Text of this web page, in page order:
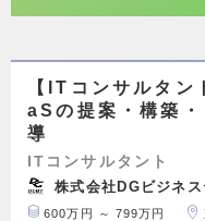
【ITコンサルタ
aSの提案・構築
導
ITコンサルタント
株式会社DGビジネ
600万円 ～ 799万円